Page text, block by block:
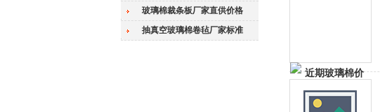
货价格玻璃棉裁条板厂家直供价格
抽真空玻璃棉卷毡厂家标准